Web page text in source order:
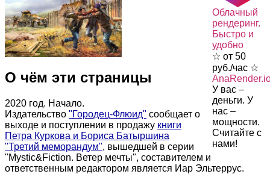
Облачный
рендеринг.
Быстро и
удобно
☆ от 50
руб./час ☆
У вас –
деньги. У
нас –
мощности.
Считайте с
нами!
О чём эти страницы
2020 год. Начало.
Издательство "Городец-Флюид" сообщает о
выходе и поступлении в продажу книги
Петра Куркова и Бориса Батыршина
"Третий меморандум", вышедшей в серии
"Mystic&Fiction. Ветер мечты", составителем и
ответственным редактором является Иар Эльтеррус.